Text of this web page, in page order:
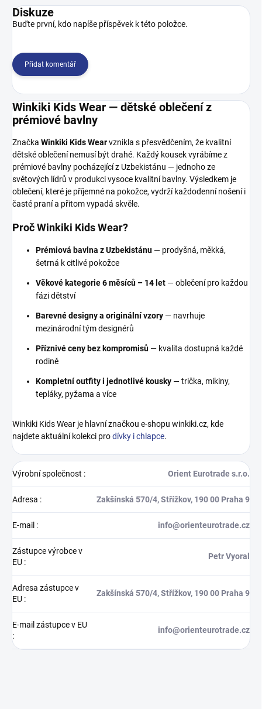
Diskuze
Buďte první, kdo napíše příspěvek k této položce.
Přidat komentář
Winkiki Kids Wear — dětské oblečení z
prémiové bavlny
Značka Winkiki Kids Wearvznikla s přesvědčením, že kvalitní
dětské oblečení nemusí být drahé. Každý kousek vyrábíme z
prémiové bavlny pocházející z Uzbekistánu — jednoho ze
světových lídrů v produkci vysoce kvalitní bavlny. Výsledkem je
oblečení, které je příjemné na pokožce, vydrží každodenní nošení i
časté praní a přitom vypadá skvěle.
Proč Winkiki Kids Wear?
Prémiová bavlna z Uzbekistánu — prodyšná, měkká,
šetrná k citlivé pokožce
Věkové kategorie 6 měsíců – 14 let — oblečení pro každou
fázi dětství
Barevné designy a originální vzory — navrhuje
mezinárodní tým designérů
Příznivé ceny bez kompromisů — kvalita dostupná každé
rodině
Kompletní outfity i jednotlivé kousky — trička, mikiny,
tepláky, pyžama a více
Winkiki Kids Wear je hlavní značkou e-shopu winkiki.cz, kde
najdete aktuální kolekci prodívky i chlapce.
Výrobní společnost : Orient Eurotrade s.r.o.
Adresa : Zakšínská 570/4, Střížkov, 190 00 Praha 9
E-mail : info@orienteurotrade.cz
Zástupce výrobce v
EU :
Petr Vyoral
Adresa zástupce v
EU :
Zakšínská 570/4, Střížkov, 190 00 Praha 9
E-mail zástupce v EU
:
info@orienteurotrade.cz